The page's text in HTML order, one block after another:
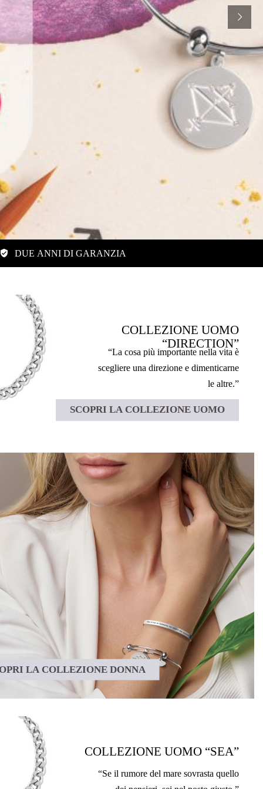
DUE ANNI DI GARANZIA
COLLEZIONE UOMO
“DIRECTION”
“La cosa più importante nella vita è
scegliere una direzione e dimenticarne
le altre.”
SCOPRI LA COLLEZIONE UOMO
LA COLLEZIONE DONNA
COLLEZIONE UOMO “SEA”
“Se il rumore del mare sovrasta quello